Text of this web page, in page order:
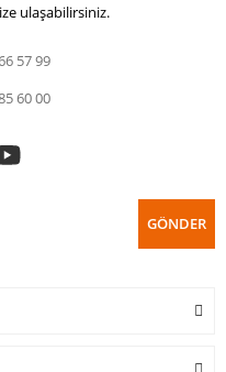
ulaşabilirsiniz.
57 99
60 00
GÖNDER